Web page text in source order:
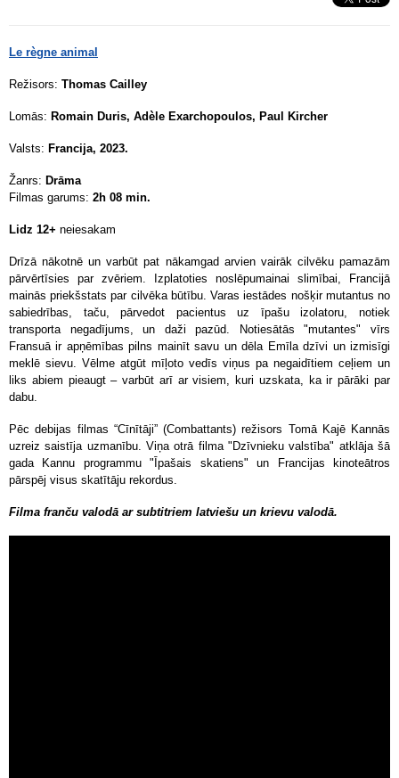
Le règne animal
Režisors: Thomas Cailley
Lomās: Romain Duris, Adèle Exarchopoulos, Paul Kircher
Valsts: Francija, 2023.
Žanrs: Drāma
Filmas garums: 2h 08 min.
Lidz 12+ neiesakam
Drīzā nākotnē un varbūt pat nākamgad arvien vairāk cilvēku pamazām
pārvērtīsies par zvēriem. Izplatoties noslēpumainai slimībai, Francijā
mainās priekšstats par cilvēka būtību. Varas iestādes nošķir mutantus no
sabiedrības, taču, pārvedot pacientus uz īpašu izolatoru, notiek
transporta negadījums, un daži pazūd. Notiesātās "mutantes" vīrs
Fransuā ir apņēmības pilns mainīt savu un dēla Emīla dzīvi un izmisīgi
meklē sievu. Vēlme atgūt mīļoto vedīs viņus pa negaidītiem ceļiem un
liks abiem pieaugt – varbūt arī ar visiem, kuri uzskata, ka ir pārāki par
dabu.
Pēc debijas filmas “Cīnītāji” (Combattants) režisors Tomā Kajē Kannās
uzreiz saistīja uzmanību. Viņa otrā filma "Dzīvnieku valstība" atklāja šā
gada Kannu programmu "Īpašais skatiens" un Francijas kinoteātros
pārspēj visus skatītāju rekordus.
Filma franču valodā ar subtitriem latviešu un krievu valodā.